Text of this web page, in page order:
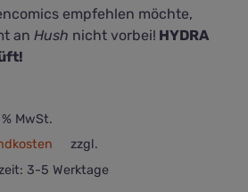
empfehlen möchte,
anHush nicht vorbei! HYDRA
MwSt.
zzgl.
3-5 Werktage